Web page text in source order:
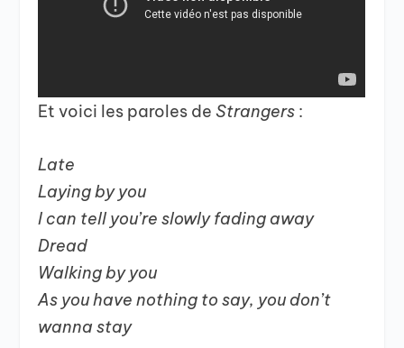
Et voici les paroles deStrangers :
Late
Laying by you
I can tell you’re slowly fading away
Dread
Walking by you
As you have nothing to say, you don’t
wanna stay